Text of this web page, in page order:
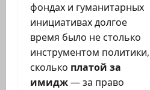
фондах и гуманитарных
инициативах долгое
время было не столько
инструментом политики,
сколько платой за
имидж— за право